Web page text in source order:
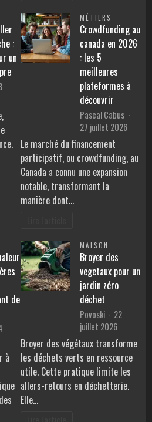
:
un
MÉTIERS
Crowdfunding au
canada en 2026
: les 5
meilleures
plateformes à
découvrir
Pascal Cabus
27 juillet 2026
Le marché du financement
participatif, ou crowdfunding, au
Canada a connu une expansion
notable, transformant la
manière dont…
de
à
MAISON
Broyer des
vegetaux pour un
jardin zéro
déchet
Povoski
22
juillet 2026
Broyer des végétaux transforme
les déchets verts en ressource
utile. Cette pratique limite les
allers-retours en déchetterie.
Elle…